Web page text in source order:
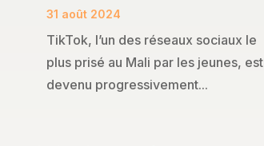
31 août 2024
TikTok, l’un des réseaux sociaux le
plus prisé au Mali par les jeunes, est
devenu progressivement...